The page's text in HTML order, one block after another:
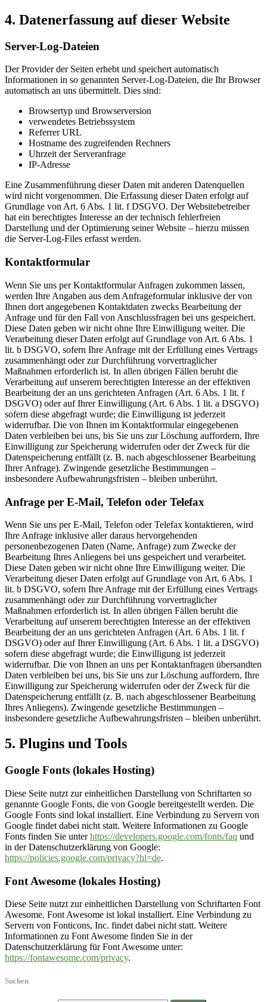
4. Datenerfassung auf dieser Website
Server-Log-Dateien
Der Provider der Seiten erhebt und speichert automatisch
Informationen in so genannten Server-Log-Dateien, die Ihr Browser
automatisch an uns übermittelt. Dies sind:
Browsertyp und Browserversion
verwendetes Betriebssystem
Referrer URL
Hostname des zugreifenden Rechners
Uhrzeit der Serveranfrage
IP-Adresse
Eine Zusammenführung dieser Daten mit anderen Datenquellen
wird nicht vorgenommen. Die Erfassung dieser Daten erfolgt auf
Grundlage von Art. 6 Abs. 1 lit. f DSGVO. Der Websitebetreiber
hat ein berechtigtes Interesse an der technisch fehlerfreien
Darstellung und der Optimierung seiner Website – hierzu müssen
die Server-Log-Files erfasst werden.
Kontaktformular
Wenn Sie uns per Kontaktformular Anfragen zukommen lassen,
werden Ihre Angaben aus dem Anfrageformular inklusive der von
Ihnen dort angegebenen Kontaktdaten zwecks Bearbeitung der
Anfrage und für den Fall von Anschlussfragen bei uns gespeichert.
Diese Daten geben wir nicht ohne Ihre Einwilligung weiter. Die
Verarbeitung dieser Daten erfolgt auf Grundlage von Art. 6 Abs. 1
lit. b DSGVO, sofern Ihre Anfrage mit der Erfüllung eines Vertrags
zusammenhängt oder zur Durchführung vorvertraglicher
Maßnahmen erforderlich ist. In allen übrigen Fällen beruht die
Verarbeitung auf unserem berechtigten Interesse an der effektiven
Bearbeitung der an uns gerichteten Anfragen (Art. 6 Abs. 1 lit. f
DSGVO) oder auf Ihrer Einwilligung (Art. 6 Abs. 1 lit. a DSGVO)
sofern diese abgefragt wurde; die Einwilligung ist jederzeit
widerrufbar. Die von Ihnen im Kontaktformular eingegebenen
Daten verbleiben bei uns, bis Sie uns zur Löschung auffordern, Ihre
Einwilligung zur Speicherung widerrufen oder der Zweck für die
Datenspeicherung entfällt (z. B. nach abgeschlossener Bearbeitung
Ihrer Anfrage). Zwingende gesetzliche Bestimmungen –
insbesondere Aufbewahrungsfristen – bleiben unberührt.
Anfrage per E-Mail, Telefon oder Telefax
Wenn Sie uns per E-Mail, Telefon oder Telefax kontaktieren, wird
Ihre Anfrage inklusive aller daraus hervorgehenden
personenbezogenen Daten (Name, Anfrage) zum Zwecke der
Bearbeitung Ihres Anliegens bei uns gespeichert und verarbeitet.
Diese Daten geben wir nicht ohne Ihre Einwilligung weiter. Die
Verarbeitung dieser Daten erfolgt auf Grundlage von Art. 6 Abs. 1
lit. b DSGVO, sofern Ihre Anfrage mit der Erfüllung eines Vertrags
zusammenhängt oder zur Durchführung vorvertraglicher
Maßnahmen erforderlich ist. In allen übrigen Fällen beruht die
Verarbeitung auf unserem berechtigten Interesse an der effektiven
Bearbeitung der an uns gerichteten Anfragen (Art. 6 Abs. 1 lit. f
DSGVO) oder auf Ihrer Einwilligung (Art. 6 Abs. 1 lit. a DSGVO)
sofern diese abgefragt wurde; die Einwilligung ist jederzeit
widerrufbar. Die von Ihnen an uns per Kontaktanfragen übersandten
Daten verbleiben bei uns, bis Sie uns zur Löschung auffordern, Ihre
Einwilligung zur Speicherung widerrufen oder der Zweck für die
Datenspeicherung entfällt (z. B. nach abgeschlossener Bearbeitung
Ihres Anliegens). Zwingende gesetzliche Bestimmungen –
insbesondere gesetzliche Aufbewahrungsfristen – bleiben unberührt.
5. Plugins und Tools
Google Fonts (lokales Hosting)
Diese Seite nutzt zur einheitlichen Darstellung von Schriftarten so
genannte Google Fonts, die von Google bereitgestellt werden. Die
Google Fonts sind lokal installiert. Eine Verbindung zu Servern von
Google findet dabei nicht statt. Weitere Informationen zu Google
Fonts finden Sie unterhttps://developers.google.com/fonts/faq und
in der Datenschutzerklärung von Google:
https://policies.google.com/privacy?hl=de.
Font Awesome (lokales Hosting)
Diese Seite nutzt zur einheitlichen Darstellung von Schriftarten Font
Awesome. Font Awesome ist lokal installiert. Eine Verbindung zu
Servern von Fonticons, Inc. findet dabei nicht statt. Weitere
Informationen zu Font Awesome finden Sie in der
Datenschutzerklärung für Font Awesome unter:
https://fontawesome.com/privacy.
Suchen